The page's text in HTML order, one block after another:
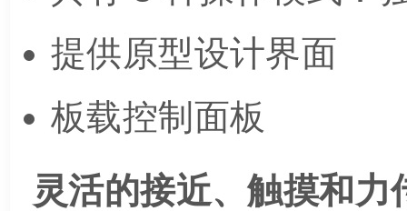
提供原型设计界面
板载控制面板
灵活的接近、触摸和